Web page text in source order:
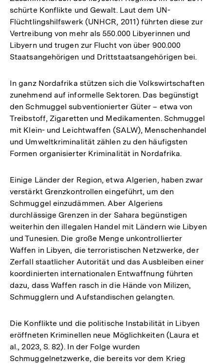
schürte Konflikte und Gewalt. Laut dem UN-
Flüchtlingshilfswerk (UNHCR, 2011) führten diese zur
Vertreibung von mehr als 550.000 Libyerinnen und
Libyern und trugen zur Flucht von über 900.000
Staatsangehörigen und Drittstaatsangehörigen bei.
In ganz Nordafrika stützen sich die Volkswirtschaften
zunehmend auf informelle Sektoren. Das begünstigt
den Schmuggel subventionierter Güter – etwa von
Treibstoff, Zigaretten und Medikamenten. Schmuggel
mit Klein- und Leichtwaffen (SALW), Menschenhandel
und Umweltkriminalität zählen zu den häufigsten
Formen organisierter Kriminalität in Nordafrika.
Einige Länder der Region, etwa Algerien, haben zwar
verstärkt Grenzkontrollen eingeführt, um den
Schmuggel einzudämmen. Aber Algeriens
durchlässige Grenzen in der Sahara begünstigen
weiterhin den illegalen Handel mit Ländern wie Libyen
und Tunesien. Die große Menge unkontrollierter
Waffen in Libyen, die terroristischen Netzwerke, der
Zerfall staatlicher Autorität und das Ausbleiben einer
koordinierten internationalen Entwaffnung führten
dazu, dass Waffen rasch in die Hände von Milizen,
Schmugglern und Aufstandischen gelangten.
Die Konflikte und die politische Instabilität in Libyen
eröffneten Kriminellen neue Möglichkeiten (Laura et
al., 2023, S. 82). In der Folge wurden
Schmuggelnetzwerke, die bereits vor dem Krieg